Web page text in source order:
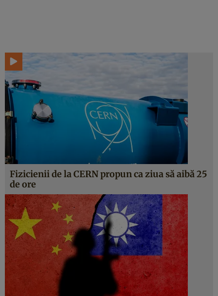
Fizicienii de la CERN propun ca ziua să aibă 25
de ore